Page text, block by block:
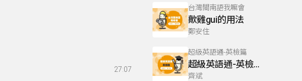
27:07
台灣閩南語我嘛會
歕雞gui的用法
鄭安住
超級英語通-英檢篇
超級英語通-英檢篇 035 Weekend Trip- 週末旅遊
齊斌